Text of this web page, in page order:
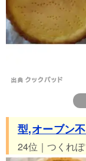
型,オーブン
24位｜つくれ